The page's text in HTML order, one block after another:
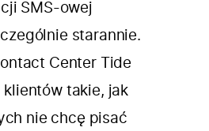
SMS-owej
starannie.
Center Tide
klientów takie, jak
nie chcę pisać